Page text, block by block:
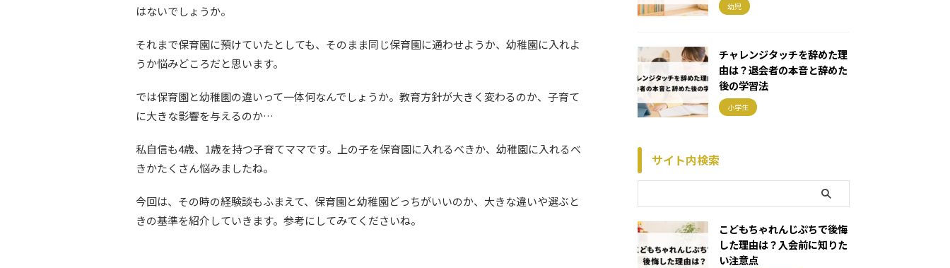
はないでしょうか。
それまで保育園に預けていたとしても、そのまま同じ保育園に通わせようか、幼稚園に入れよ
うか悩みどころだと思います。
では保育園と幼稚園の違いって一体何なんでしょうか。教育方針が大きく変わるのか、子育て
に大きな影響を与えるのか…
私自信も4歳、1歳を持つ子育てママです。上の子を保育園に入れるべきか、幼稚園に入れるべ
きかたくさん悩みましたね。
今回は、その時の経験談もふまえて、保育園と幼稚園どっちがいいのか、大きな違いや選ぶと
きの基準を紹介していきます。参考にしてみてくださいね。
幼児
チャレンジタッチを辞めた理
由は？退会者の本音と辞めた
後の学習法
小学生
サイト内検索
こどもちゃれんじぷちで後悔
した理由は？入会前に知りた
い注意点